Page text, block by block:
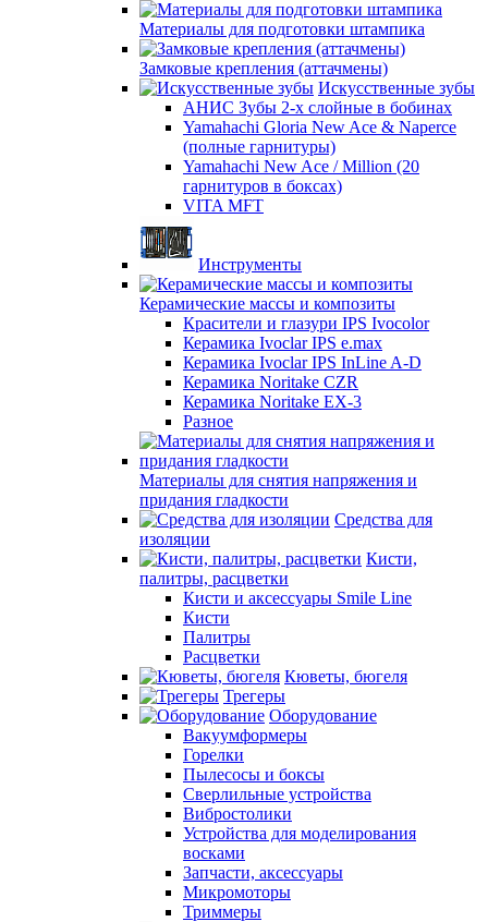
Материалы для подготовки штампика
Замковые крепления (аттачмены)
Искусственные зубы
АНИС Зубы 2-х слойные в бобинах
Yamahachi Gloria New Ace & Naperce
(полные гарнитуры)
Yamahachi New Ace / Million (20
гарнитуров в боксах)
VITA MFT
Инструменты
Керамические массы и композиты
Красители и глазури IPS Ivocolor
Керамика Ivoclar IPS e.max
Керамика Ivoclar IPS InLine A-D
Керамика Noritake CZR
Керамика Noritake EX-3
Разное
Материалы для снятия напряжения и
придания гладкости
Средства для
изоляции
Кисти,
палитры, расцветки
Кисти и аксессуары Smile Line
Кисти
Палитры
Расцветки
Кюветы, бюгеля
Трегеры
Оборудование
Вакуумформеры
Горелки
Пылесосы и боксы
Сверлильные устройства
Вибростолики
Устройства для моделирования
восками
Запчасти, аксессуары
Микромоторы
Триммеры